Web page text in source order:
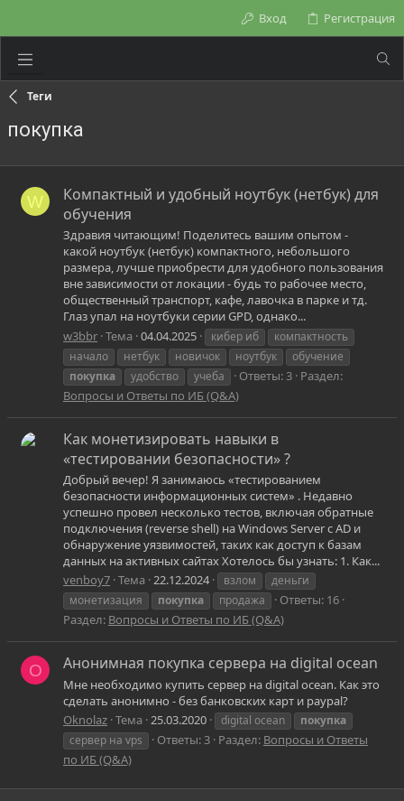
Вход Регистрация
Теги
покупка
W
Компактный и удобный ноутбук (нетбук) для
обучения
Здравия читающим! Поделитесь вашим опытом -
какой ноутбук (нетбук) компактного, небольшого
размера, лучше приобрести для удобного пользования
вне зависимости от локации - будь то рабочее место,
общественный транспорт, кафе, лавочка в парке и тд.
Глаз упал на ноутбуки серии GPD, однако...
w3bbr Тема 04.04.2025 кибер иб
компактность
начало
нетбук новичок ноутбук
обучение
покупка
удобство учеба Ответы: 3 Раздел:
Вопросы и Ответы по ИБ (Q&A)
Как монетизировать навыки в
«тестировании безопасности» ?
Добрый вечер! Я занимаюсь «тестированием
безопасности информационных систем» . Недавно
успешно провел несколько тестов, включая обратные
подключения (reverse shell) на Windows Server с AD и
обнаружение уязвимостей, таких как доступ к базам
данных на активных сайтах Хотелось бы узнать: 1. Как...
venboy7 Тема 22.12.2024 взлом
деньги
монетизация
покупка продажа
Ответы: 16
Раздел: Вопросы и Ответы по ИБ (Q&A)
O Анонимная покупка сервера на digital ocean
Мне необходимо купить сервер на digital ocean. Как это
сделать анонимно - без банковских карт и paypal?
Oknolaz Тема 25.03.2020 digital ocean
покупка
сервер на vps
Ответы: 3 Раздел: Вопросы и Ответы
по ИБ (Q&A)